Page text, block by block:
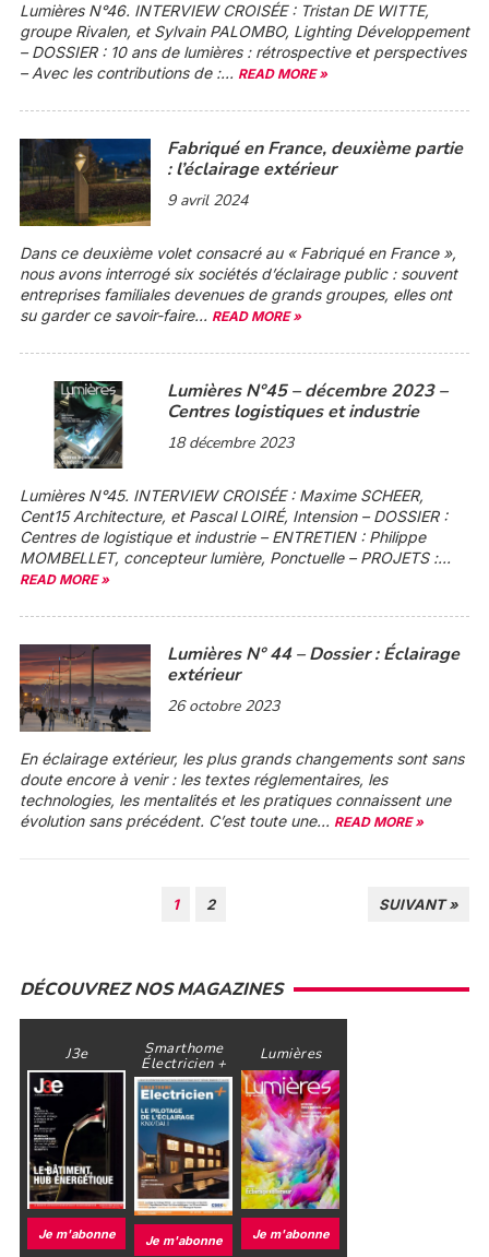
Lumières N°46. INTERVIEW CROISÉE : Tristan DE WITTE,
groupe Rivalen, et Sylvain PALOMBO, Lighting Développement
– DOSSIER : 10 ans de lumières : rétrospective et perspectives
– Avec les contributions de :... READ MORE »
Fabriqué en France, deuxième partie
: l’éclairage extérieur
9 avril 2024
Dans ce deuxième volet consacré au « Fabriqué en France »,
nous avons interrogé six sociétés d’éclairage public : souvent
entreprises familiales devenues de grands groupes, elles ont
su garder ce savoir-faire... READ MORE »
Lumières N°45 – décembre 2023 –
Centres logistiques et industrie
18 décembre 2023
Lumières N°45. INTERVIEW CROISÉE : Maxime SCHEER,
Cent15 Architecture, et Pascal LOIRÉ, Intension – DOSSIER :
Centres de logistique et industrie – ENTRETIEN : Philippe
MOMBELLET, concepteur lumière, Ponctuelle – PROJETS :...
READ MORE »
Lumières N° 44 – Dossier : Éclairage
extérieur
26 octobre 2023
En éclairage extérieur, les plus grands changements sont sans
doute encore à venir : les textes réglementaires, les
technologies, les mentalités et les pratiques connaissent une
évolution sans précédent. C’est toute une... READ MORE »
1 2 SUIVANT »
DÉCOUVREZ NOS MAGAZINES
J3e
Je m'abonne
Smarthome
Électricien +
Je m'abonne
Lumières
Je m'abonne